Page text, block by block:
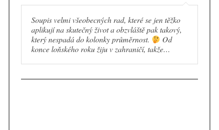
Soupis velmi všeobecných rad, které se jen těžko
aplikují na skutečný život a obzvláště pak takový,
který nespadá do kolonky průměrnost.
Od
konce loňského roku žiju v zahraničí, takže…